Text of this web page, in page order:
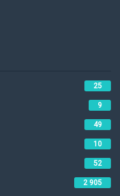
25
9
49
10
52
2 905